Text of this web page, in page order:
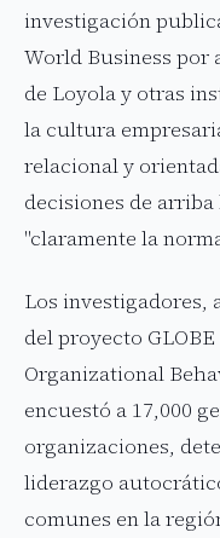
investigación
World Business por
de Loyola y otras
la cultura
relacional y
decisiones de
"claramente la
Los investigadores,
del proyecto
Organizational
encuestó a 17,000
organizaciones,
liderazgo
comunes en la